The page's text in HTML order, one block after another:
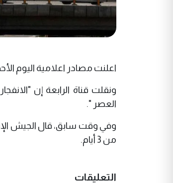
اعلنت مصادر اعلامية اليوم
ونقلت قناة الرابعة إن
العصر ".
من 3 أيام.
التعليقات